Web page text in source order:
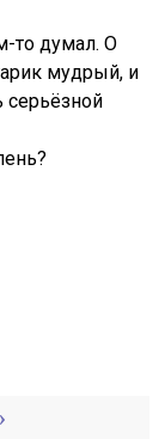
то думал. О
мудрый, и
серьёзной